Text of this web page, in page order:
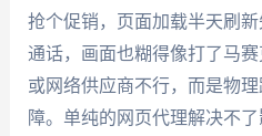
抢个促销，页面加载半天刷
通话，画面也糊得像打了马
或网络供应商不行，而是物
障。单纯的网页代理解决不